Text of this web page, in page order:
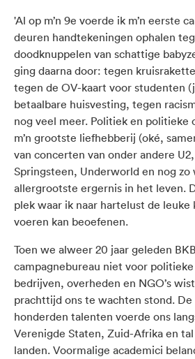
'Al op m’n 9e voerde ik m’n eerste
deuren handtekeningen ophalen
doodknuppelen van schattige
ging daarna door: tegen
tegen de OV-kaart voor studenten
betaalbare huisvesting, tegen
nog veel meer. Politiek en politieke
m’n grootste liefhebberij (oké,
van concerten van onder andere
Springsteen, Underworld en nog zo
allergrootste ergernis in het leven.
plek waar ik naar hartelust de leuke
voeren kan beoefenen.
Toen we alweer 20 jaar geleden
campagnebureau niet voor
bedrijven, overheden en NGO’s
prachttijd ons te wachten stond.
honderden talenten voerde ons
Verenigde Staten, Zuid-Afrika en tal
landen. Voormalige academici